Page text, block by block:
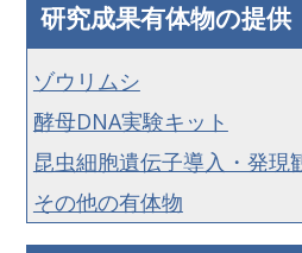
研究成果有体物の提供
ゾウリムシ
酵母DNA実験キット
昆虫細胞遺伝子導入・発現
その他の有体物